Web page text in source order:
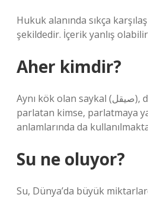
Hukuk alanında sıkça
şekildedir. İçerik yanlış
Aher kimdir?
Aynı kök olan saykal (صيقل), dilimizde “cilalayan,
parlatan kimse, parlatmaya
anlamlarında da
Su ne oluyor?
Su, Dünya’da büyük